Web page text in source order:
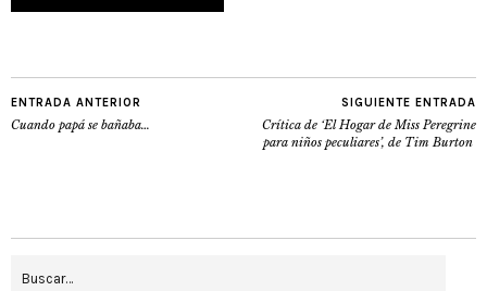
ENTRADA ANTERIOR
Cuando papá se bañaba…
SIGUIENTE ENTRADA
Crítica de ‘El Hogar de Miss Peregrine
para niños peculiares’, de Tim Burton